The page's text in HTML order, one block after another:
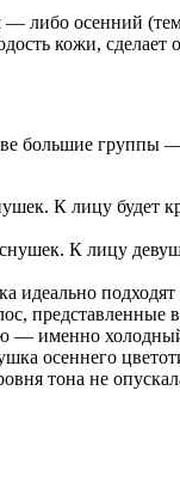
осенний
кожи,
большие группы
К лицу будет
К лицу
— именно
осеннего
тона не